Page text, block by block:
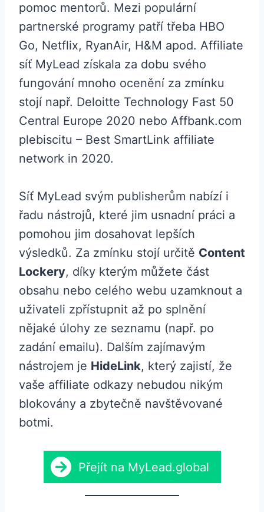
pomoc mentorů. Mezi populární
partnerské programy patří třeba HBO
Go, Netflix, RyanAir, H&M apod. Affiliate
síť MyLead získala za dobu svého
fungování mnoho ocenění za zmínku
stojí např. Deloitte Technology Fast 50
Central Europe 2020 nebo Affbank.com
plebiscitu – Best SmartLink affiliate
network in 2020.
Síť MyLead svým publisherům nabízí i
řadu nástrojů, které jim usnadní práci a
pomohou jim dosahovat lepších
výsledků. Za zmínku stojí určitě Content
Lockery, díky kterým můžete část
obsahu nebo celého webu uzamknout a
uživateli zpřístupnit až po splnění
nějaké úlohy ze seznamu (např. po
zadání emailu). Dalším zajímavým
nástrojem je HideLink, který zajistí, že
vaše affiliate odkazy nebudou nikým
blokovány a zbytečně navštěvované
botmi.
Přejít na MyLead.global